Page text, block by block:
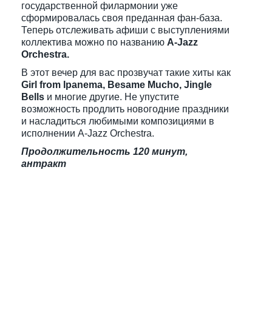
государственной филармонии уже
сформировалась своя преданная фан-база.
Теперь отслеживать афиши с выступлениями
коллектива можно по названию A-Jazz
Orchestra.
В этот вечер для вас прозвучат такие хиты как
Girl from Ipanema, Besame Mucho, Jingle
Bells и многие другие. Не упустите
возможность продлить новогодние праздники
и насладиться любимыми композициями в
исполнении A-Jazz Orchestra.
Продолжительность 120 минут,
антракт